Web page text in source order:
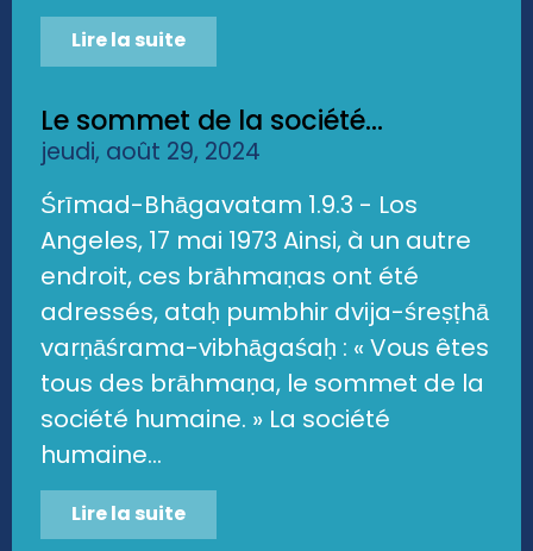
Lire la suite
Le sommet de la société...
jeudi, août 29, 2024
Śrīmad-Bhāgavatam 1.9.3 - Los
Angeles, 17 mai 1973 Ainsi, à un autre
endroit, ces brāhmaṇas ont été
adressés, ataḥ pumbhir dvija-śreṣṭhā
varṇāśrama-vibhāgaśaḥ : « Vous êtes
tous des brāhmaṇa, le sommet de la
société humaine. » La société
humaine...
Lire la suite